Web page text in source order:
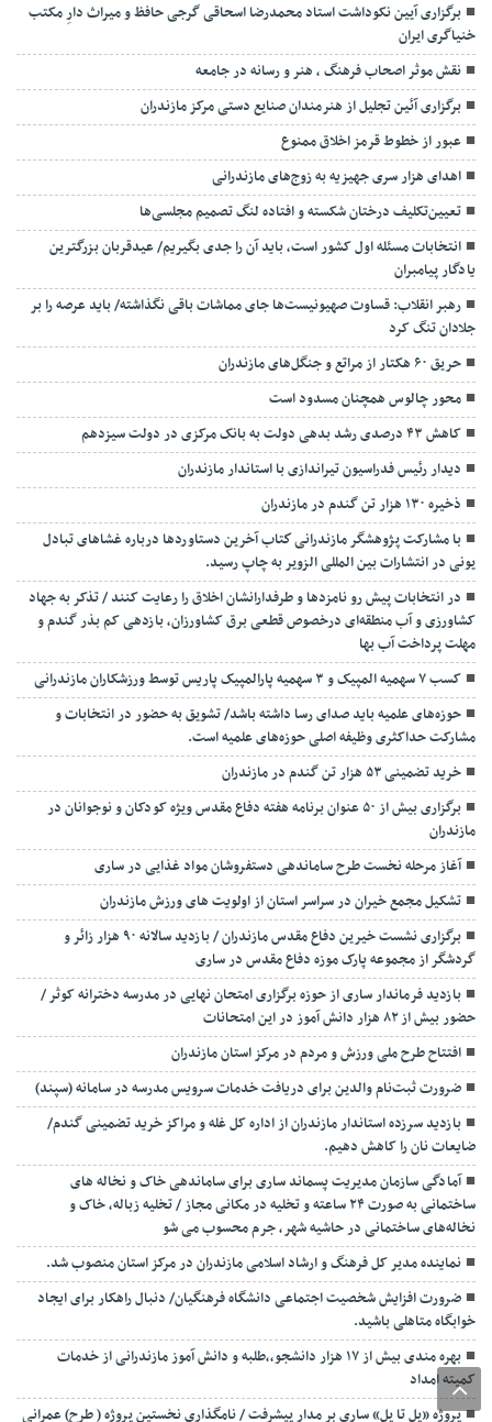
برگزاری آیین نکوداشت استاد محمدرضا اسحاقی گرجی حافظ و میراث دارِ مکتب
خنیاگری ایران
نقش موثر اصحاب فرهنگ ، هنر و رسانه در جامعه
برگزاری آئین تجلیل از هنرمندان صنایع دستی مرکز مازندران
عبور از خطوط قرمز اخلاق ممنوع
اهدای هزار سری جهیزیه به زوج‌های مازندرانی
تعیین‌تکلیف درختان شکسته و افتاده لنگ تصمیم مجلسی‌ها
انتخابات مسئله اول کشور است، باید آن را جدی بگیریم/ عیدقربان بزرگترین
یادگار پیامبران
رهبر انقلاب: قساوت صهیونیست‌ها جای مماشات باقی نگذاشته/ باید عرصه را بر
جلادان تنگ کرد
حریق ۶۰ هکتار از مراتع و جنگل‌های مازندران
محور چالوس همچنان مسدود است
کاهش ۴۳ درصدی رشد بدهی دولت به بانک مرکزی در دولت سیزدهم
دیدار رئیس فدراسیون تیراندازی با استاندار مازندران
ذخیره ۱۳۰ هزار تن گندم در مازندران
با مشارکت پژوهشگر مازندرانی كتاب آخرین دستاوردها درباره غشاهای تبادل
یونی در انتشارات بین المللی الزویر به چاپ رسید.
در انتخابات پیش رو نامزدها و طرفدارانشان اخلاق را رعایت کنند / تذکر به جهاد
کشاورزی و آب منطقه‌ای درخصوص قطعی برق کشاورزان، بازدهی کم بذر گندم و
مهلت پرداخت آب بها
کسب ۷ سهمیه المپیک و ۳ سهمیه پارالمپیک پاریس توسط ورزشکاران مازندرانی
حوزه‌های علمیه باید صدای رسا داشته باشد/ تشویق به حضور در انتخابات و
مشارکت حداکثری وظیفه اصلی حوزه‌های علمیه است.
خرید تضمینی ۵۳ هزار تن گندم در مازندران
برگزاری بیش از ۵۰ عنوان برنامه هفته دفاع مقدس ویژه کودکان و نوجوانان در
مازندران
آغاز مرحله نخست طرح ساماندهی دستفروشان مواد غذایی در ساری
تشکیل مجمع خیران در سراسر استان از اولویت های ورزش مازندران
برگزاری نشست خیرین دفاع مقدس مازندران / بازدید سالانه ۹۰ هزار زائر و
گردشگر از مجموعه پارک موزه دفاع مقدس در ساری
بازدید فرماندار ساری از حوزه برگزاری امتحان نهایی در مدرسه دخترانه کوثر /
حضور بیش از ۸۲ هزار دانش آموز در این امتحانات
افتتاح طرح ملی ورزش و مردم در مرکز استان مازندران
ضرورت ثبت‌نام والدین برای دریافت خدمات سرویس مدرسه در سامانه (سپند)
بازدید سرزده استاندار مازندران از اداره کل غله و مراکز خرید تضمینی گندم/
ضایعات نان را کاهش دهیم.
آمادگی سازمان مدیریت پسماند ساری برای ساماندهی خاک و نخاله های
ساختمانی به صورت ۲۴ ساعته و تخلیه در مکانی مجاز / تخلیه زباله، خاک و
نخاله‌های ساختمانی در حاشیه شهر، جرم محسوب می شو
نماینده مدیر کل فرهنگ و ارشاد اسلامی مازندران در مرکز استان منصوب شد.
ضرورت افزایش شخصیت اجتماعی دانشگاه فرهنگیان/ دنبال راهکار برای ایجاد
خوابگاه متاهلی باشید.
بهره مندی بیش از ۱۷ هزار دانشجو،،طلبه و دانش آموز مازندرانی از خدمات
کمیته امداد
پروژه «پل تا پل» ساری بر مدار پیشرفت / نامگذاری نخستین پروژه ( طرح) عمرانی